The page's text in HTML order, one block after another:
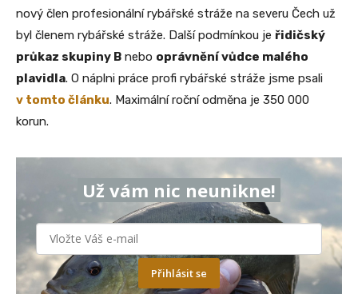
nový člen profesionální rybářské stráže na severu Čech už
byl členem rybářské stráže. Další podmínkou je řidičský
průkaz skupiny B nebo oprávnění vůdce malého
plavidla. O náplni práce profi rybářské stráže jsme psali
v tomto článku. Maximální roční odměna je 350 000
korun.
Už vám nic neunikne!
Přihlásit se